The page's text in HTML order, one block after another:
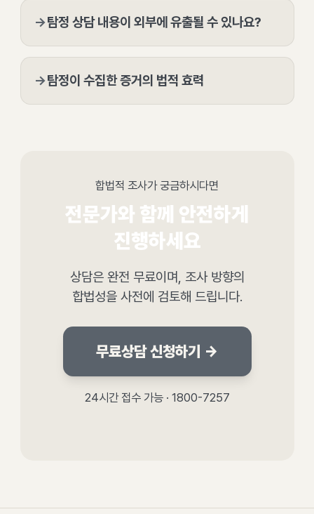
→탐정 상담 내용이 외부에 유출될 수 있나요?
→탐정이 수집한 증거의 법적 효력
합법적 조사가 궁금하시다면
전문가와 함께 안전하게
진행하세요
상담은 완전 무료이며, 조사 방향의
합법성을 사전에 검토해 드립니다.
무료상담 신청하기 →
24시간 접수 가능 · 1800-7257